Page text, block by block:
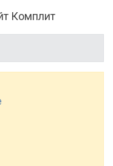
Комплит